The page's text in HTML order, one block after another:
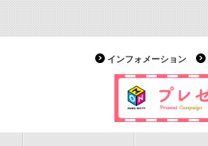
インフォメーション